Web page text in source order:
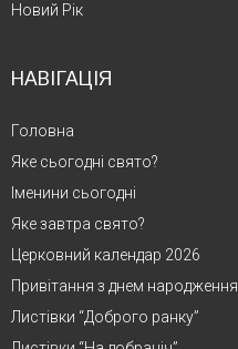
Новий Рік
НАВІГАЦІЯ
Головна
Яке сьогодні свято?
Іменини сьогодні
Яке завтра свято?
Церковний календар 2026
Привітання з днем народження
Листівки “Доброго ранку”